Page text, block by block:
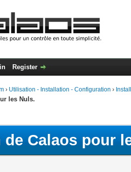
Register
› Utilisation - Installation - Configuration ›
les Nuls.
Calaos pour